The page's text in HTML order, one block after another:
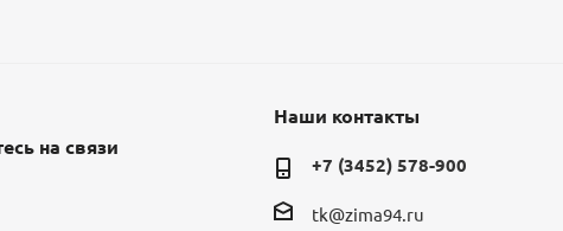
на связи
Наши контакты
+7 (3452) 578-900
tk@zima94.ru